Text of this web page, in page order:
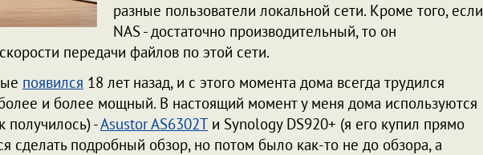
разные пользователи локальной сети. Кроме того, если
NAS - достаточно производительный, то он
передачи файлов по этой сети.
появился 18 лет назад, и с этого момента дома всегда трудился
и более мощный. В настоящий момент у меня дома используются
получилось) -Asustor AS6302Tи Synology DS920+ (я его купил прямо
сделать подробный обзор, но потом было как-то не до обзора, а